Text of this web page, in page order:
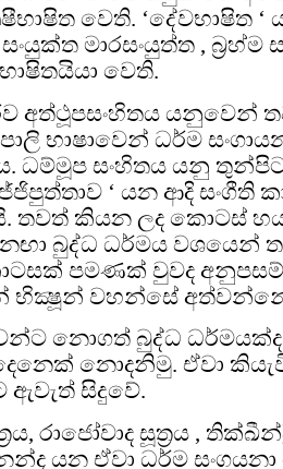
වෙති. ‘දේවභාෂිත ‘
මාරසංයුත්ත , බ්‍රහ්ම
වෙති.
අත්ථූපසංහිතය යනුවෙන්
භාෂාවෙන් ධර්ම
ධම්මූප සංහිතය යනු
‘ යන ආදි සංගීති
තවත් කියන ලද කොටස්
බුද්ධ ධර්මය වශයෙන්
පමණක් වුවද
භික්‍ෂූන් වහන්සේ
නොගත් බුද්ධ
නොදනිමු. ඒවා
සිදුවේ.
රාජෝවාද සූත්‍රය ,
යන ඒවා ධර්ම